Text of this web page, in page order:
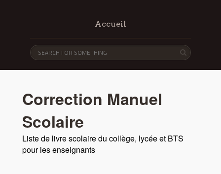
Accueil
Correction Manuel
Scolaire
Liste de livre scolaire du collège, lycée et BTS
pour les enseignants